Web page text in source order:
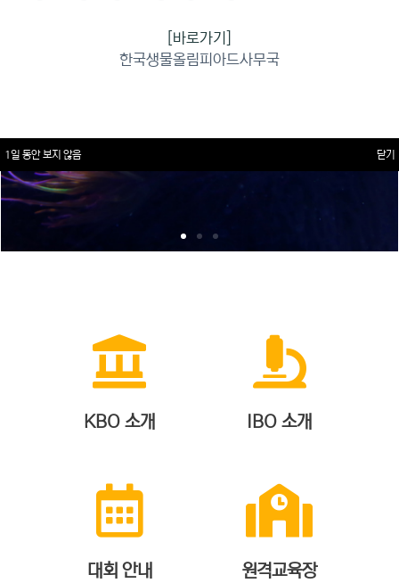
이수증명서 확인 바로가기
KBO 소개 IBO 소개
대회 안내 원격교육장
[바로가기]
한국생물올림피아드사무국
1일 동안 보지 않음 닫기